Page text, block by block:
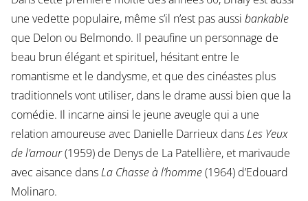
une vedette populaire, même s’il n’est pas aussi bankable
que Delon ou Belmondo. Il peaufine un personnage de
beau brun élégant et spirituel, hésitant entre le
romantisme et le dandysme, et que des cinéastes plus
traditionnels vont utiliser, dans le drame aussi bien que la
comédie. Il incarne ainsi le jeune aveugle qui a une
relation amoureuse avec Danielle Darrieux dansLes Yeux
de l’amour(1959) de Denys de La Patellière, et marivaude
avec aisance dansLa Chasse à l’homme(1964) d’Edouard
Molinaro.